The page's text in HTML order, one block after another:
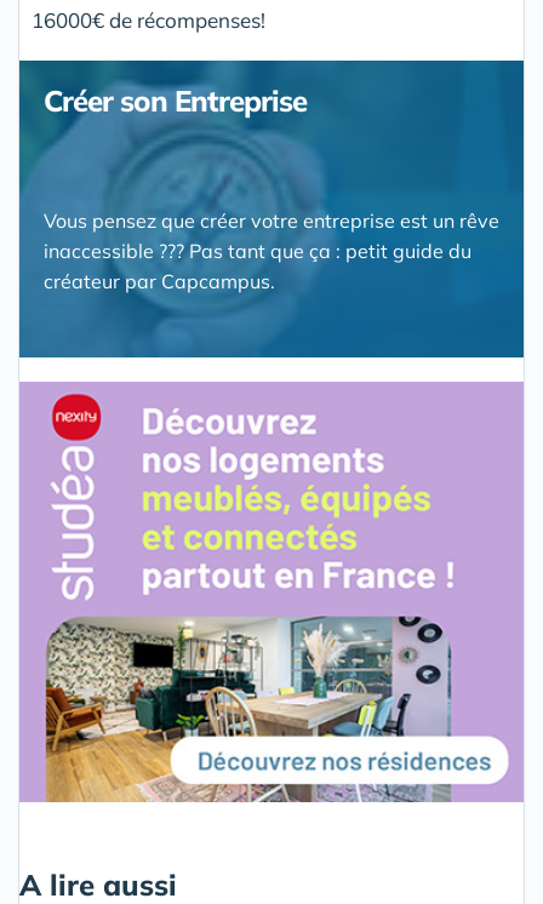
16000€ de récompenses!
Créer son Entreprise
Vous pensez que créer votre entreprise est un rêve
inaccessible ??? Pas tant que ça : petit guide du
créateur par Capcampus.
A lire aussi